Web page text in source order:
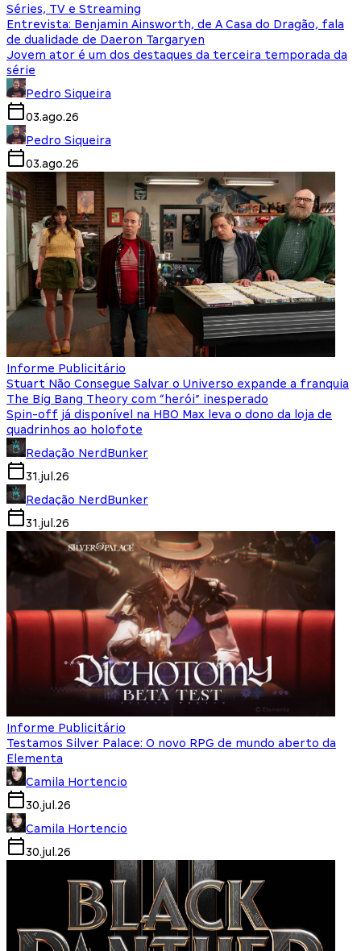
Séries, TV e Streaming
Entrevista: Benjamin Ainsworth, de A Casa do Dragão, fala
de dualidade de Daeron Targaryen
Jovem ator é um dos destaques da terceira temporada da
série
Pedro Siqueira
03.ago.26
Pedro Siqueira
03.ago.26
Informe Publicitário
Stuart Não Consegue Salvar o Universo expande a franquia
The Big Bang Theory com “herói” inesperado
Spin-off já disponível na HBO Max leva o dono da loja de
quadrinhos ao holofote
Redação NerdBunker
31.jul.26
Redação NerdBunker
31.jul.26
Informe Publicitário
Testamos Silver Palace: O novo RPG de mundo aberto da
Elementa
Camila Hortencio
30.jul.26
Camila Hortencio
30.jul.26